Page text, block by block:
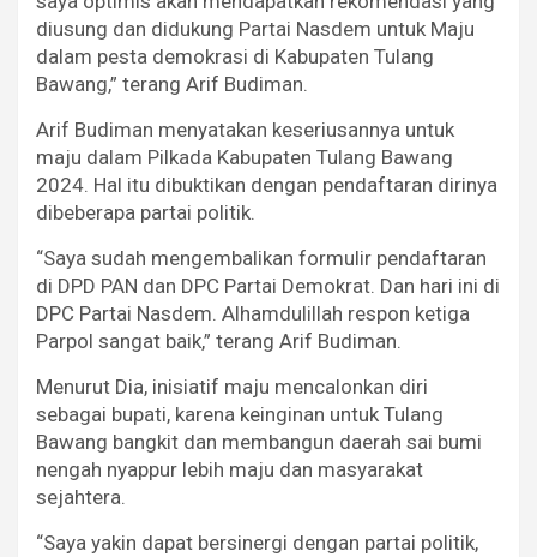
diusung dan didukung Partai Nasdem untuk Maju
dalam pesta demokrasi di Kabupaten Tulang
Bawang,” terang Arif Budiman.
Arif Budiman menyatakan keseriusannya untuk
maju dalam Pilkada Kabupaten Tulang Bawang
2024. Hal itu dibuktikan dengan pendaftaran dirinya
dibeberapa partai politik.
“Saya sudah mengembalikan formulir pendaftaran
di DPD PAN dan DPC Partai Demokrat. Dan hari ini di
DPC Partai Nasdem. Alhamdulillah respon ketiga
Parpol sangat baik,” terang Arif Budiman.
Menurut Dia, inisiatif maju mencalonkan diri
sebagai bupati, karena keinginan untuk Tulang
Bawang bangkit dan membangun daerah sai bumi
nengah nyappur lebih maju dan masyarakat
sejahtera.
“Saya yakin dapat bersinergi dengan partai politik,